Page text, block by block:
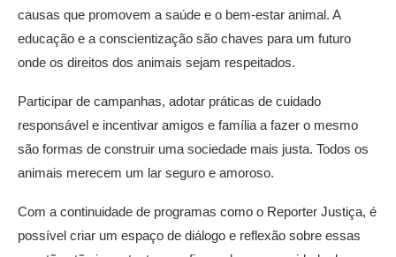
causas que promovem a saúde e o bem-estar animal. A
educação e a conscientização são chaves para um futuro
onde os direitos dos animais sejam respeitados.
Participar de campanhas, adotar práticas de cuidado
responsável e incentivar amigos e família a fazer o mesmo
são formas de construir uma sociedade mais justa. Todos os
animais merecem um lar seguro e amoroso.
Com a continuidade de programas como o Reporter Justiça, é
possível criar um espaço de diálogo e reflexão sobre essas